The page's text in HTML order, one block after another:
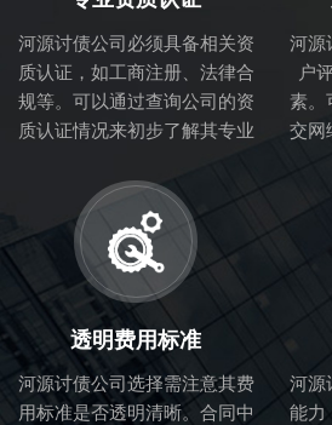
河源讨债公司必须具备相关资
质认证，如工商注册、法律合
规等。可以通过查询公司的资
质认证情况来初步了解其专业
河源
户
素。
交网
透明费用标准
河源讨债公司选择需注意其费
用标准是否透明清晰。合同中
河源
能力